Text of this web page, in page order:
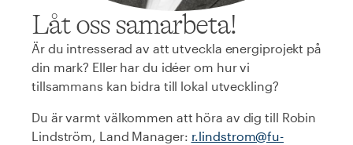
Låt oss samarbeta!
Är du intresserad av att utveckla energiprojekt på
din mark? Eller har du idéer om hur vi
tillsammans kan bidra till lokal utveckling?
Du är varmt välkommen att höra av dig till Robin
Lindström, Land Manager: r.lindstrom@fu-